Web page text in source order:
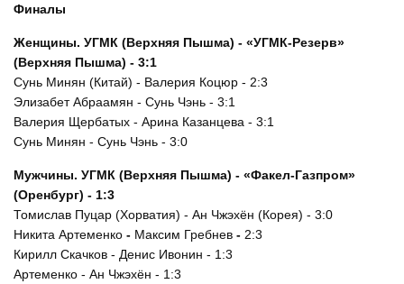
Финалы
Женщины. УГМК (Верхняя Пышма) - «УГМК-Резерв»
(Верхняя Пышма) - 3:1
Сунь Минян (Китай) - Валерия Коцюр - 2:3
Элизабет Абраамян - Сунь Чэнь - 3:1
Валерия Щербатых - Арина Казанцева - 3:1
Сунь Минян - Сунь Чэнь - 3:0
Мужчины. УГМК (Верхняя Пышма) - «Факел-Газпром»
(Оренбург) - 1:3
Томислав Пуцар (Хорватия) - Ан Чжэхён (Корея) - 3:0
Никита Артеменко - Максим Гребнев - 2:3
Кирилл Скачков - Денис Ивонин - 1:3
Артеменко - Ан Чжэхён - 1:3